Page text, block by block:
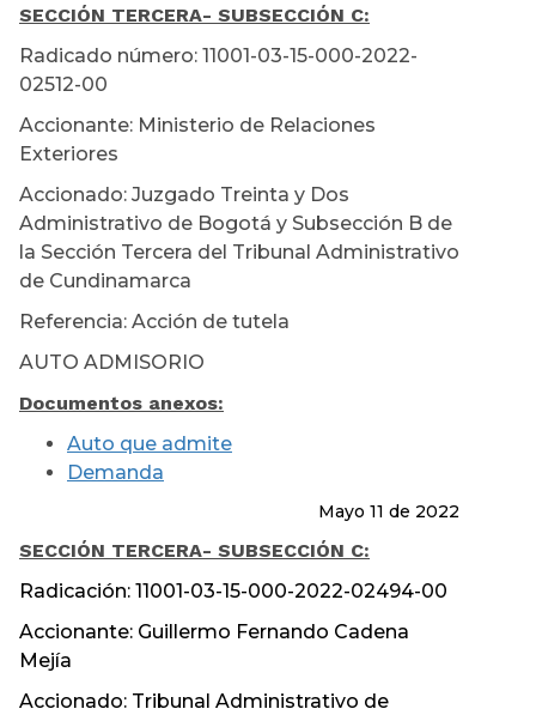
SECCIÓN TERCERA- SUBSECCIÓN C:
Radicado número: 11001-03-15-000-2022-
02512-00
Accionante: Ministerio de Relaciones
Exteriores
Accionado: Juzgado Treinta y Dos
Administrativo de Bogotá y Subsección B de
la Sección Tercera del Tribunal Administrativo
de Cundinamarca
Referencia: Acción de tutela
AUTO ADMISORIO
Documentos anexos:
Auto que admite
Demanda
Mayo 11 de 2022
SECCIÓN TERCERA- SUBSECCIÓN C:
Radicación: 11001-03-15-000-2022-02494-00
Accionante: Guillermo Fernando Cadena
Mejía
Accionado: Tribunal Administrativo de